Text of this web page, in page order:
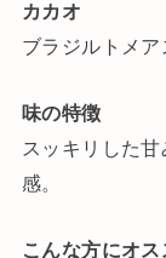
カカオ
ブラジルトメ
味の特徴
スッキリした
感。
こんな方にオス